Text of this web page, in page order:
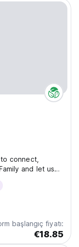
connect,
and let us
What really
helped us win
başlangıç fiyatı:
€18.85